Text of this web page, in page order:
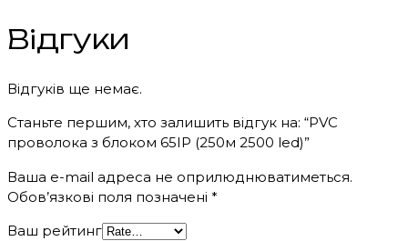
Відгуки
Відгуків ще немає.
Станьте першим, хто залишить відгук на: “PVC
проволока з блоком 65IP (250м 2500 led)”
Ваша e-mail адреса не оприлюднюватиметься.
Обов’язкові поля позначені *
Ваш рейтинг